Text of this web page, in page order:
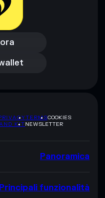
TERMSCOOKIES
KITNEWSLETTER
Panoramica
Principali funzionalità